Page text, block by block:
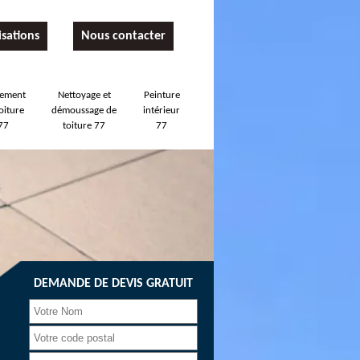
Nous contacter
Nettoyage et
démoussage de
toiture 77
Peinture
intérieur
77
DEMANDE DE DEVIS GRATUIT